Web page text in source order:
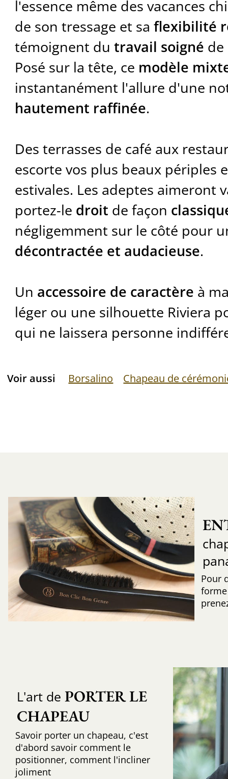
l'essence même des vacances
de son tressage et sa flexibilité
témoignent du travail soigné de
Posé sur la tête, ce modèle
instantanément l'allure d'une
hautement raffinée.
Des terrasses de café aux
escorte vos plus beaux périples
estivales. Les adeptes aimeront
portez-le droit de façon
négligemment sur le côté pour
décontractée et audacieuse.
Un accessoire de caractère à
léger ou une silhouette Riviera
qui ne laissera personne
Voir aussi Borsalino Chapeau de
Pour
L'art de PORTER LE
CHAPEAU
Savoir porter un chapeau, c'est
d'abord savoir comment le
positionner, comment l'incliner
joliment